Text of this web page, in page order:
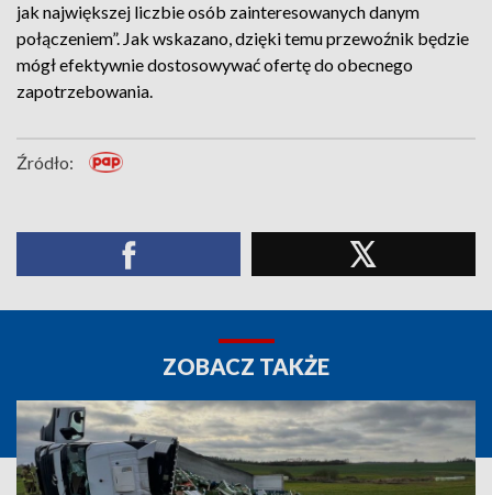
jak największej liczbie osób zainteresowanych danym
połączeniem”. Jak wskazano, dzięki temu przewoźnik będzie
mógł efektywnie dostosowywać ofertę do obecnego
zapotrzebowania.
Źródło:
ZOBACZ TAKŻE